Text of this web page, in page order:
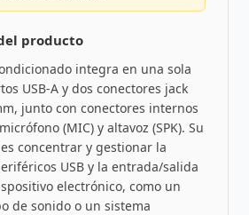
producto
integra en una sola
USB-A y dos conectores jack
junto con conectores internos
(MIC) y altavoz (SPK). Su
concentrar y gestionar la
USB y la entrada/salida
electrónico, como un
de sonido o un sistema